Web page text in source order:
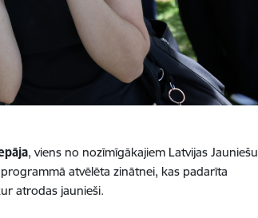
, viens no nozīmīgākajiem Latvijas Jauniešu
atvēlēta zinātnei, kas padarīta
atrodas jaunieši.